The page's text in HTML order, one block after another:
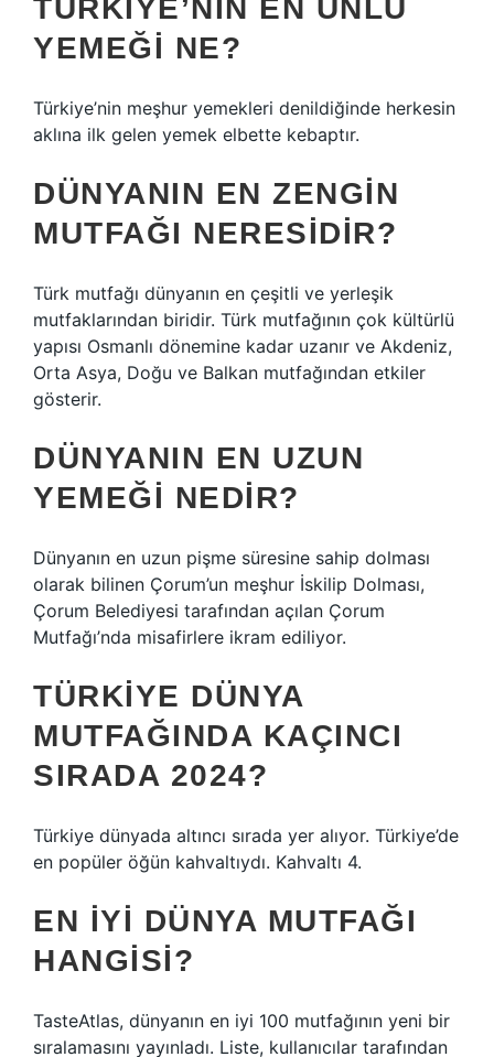
TÜRKIYE’NIN EN ÜNLÜ
YEMEĞI NE?
Türkiye’nin meşhur yemekleri denildiğinde herkesin
aklına ilk gelen yemek elbette kebaptır.
DÜNYANIN EN ZENGIN
MUTFAĞI NERESIDIR?
Türk mutfağı dünyanın en çeşitli ve yerleşik
mutfaklarından biridir. Türk mutfağının çok kültürlü
yapısı Osmanlı dönemine kadar uzanır ve Akdeniz,
Orta Asya, Doğu ve Balkan mutfağından etkiler
gösterir.
DÜNYANIN EN UZUN
YEMEĞI NEDIR?
Dünyanın en uzun pişme süresine sahip dolması
olarak bilinen Çorum’un meşhur İskilip Dolması,
Çorum Belediyesi tarafından açılan Çorum
Mutfağı’nda misafirlere ikram ediliyor.
TÜRKIYE DÜNYA
MUTFAĞINDA KAÇINCI
SIRADA 2024?
Türkiye dünyada altıncı sırada yer alıyor. Türkiye’de
en popüler öğün kahvaltıydı. Kahvaltı 4.
EN IYI DÜNYA MUTFAĞI
HANGISI?
TasteAtlas, dünyanın en iyi 100 mutfağının yeni bir
sıralamasını yayınladı. Liste, kullanıcılar tarafından